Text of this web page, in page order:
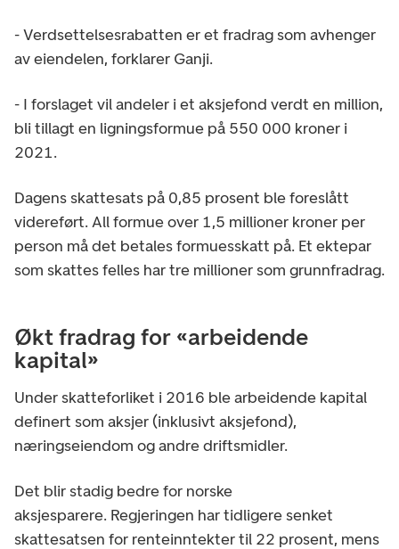
- Verdsettelsesrabatten er et fradrag som avhenger
av eiendelen, forklarer Ganji.
- I forslaget vil andeler i et aksjefond verdt en million,
bli tillagt en ligningsformue på 550 000 kroner i
2021.
Dagens skattesats på 0,85 prosent ble foreslått
videreført. All formue over 1,5 millioner kroner per
person må det betales formuesskatt på. Et ektepar
som skattes felles har tre millioner som grunnfradrag.
Økt fradrag for «arbeidende
kapital»
Under skatteforliket i 2016 ble arbeidende kapital
definert som aksjer (inklusivt aksjefond),
næringseiendom og andre driftsmidler.
Det blir stadig bedre for norske
aksjesparere. Regjeringen har tidligere senket
skattesatsen for renteinntekter til 22 prosent, mens